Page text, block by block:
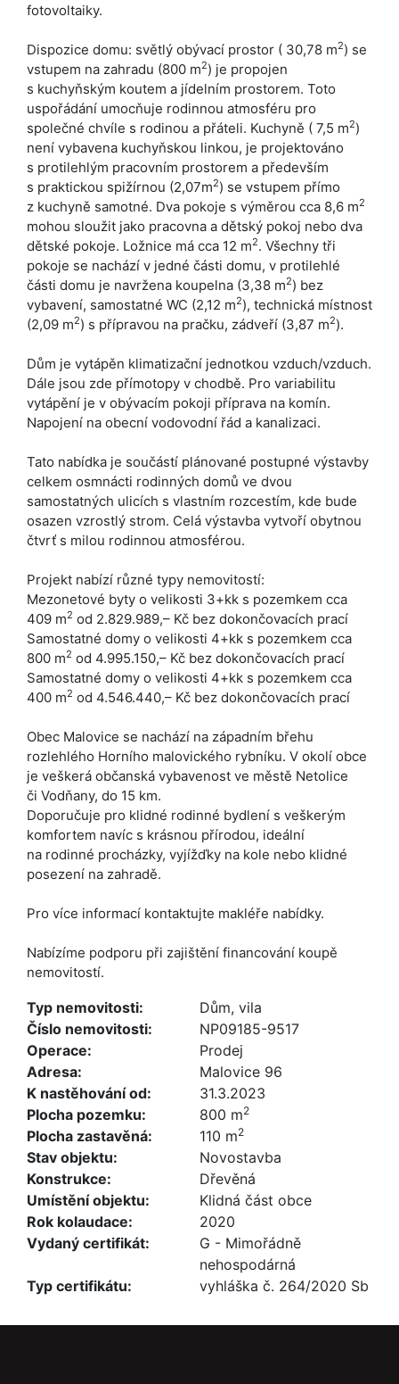
fotovoltaiky.
Dispozice domu: světlý obývací prostor ( 30,78 m2) se
vstupem na zahradu (800 m2) je propojen
s kuchyňským koutem a jídelním prostorem. Toto
uspořádání umocňuje rodinnou atmosféru pro
společné chvíle s rodinou a přáteli. Kuchyně ( 7,5 m2)
není vybavena kuchyňskou linkou, je projektováno
s protilehlým pracovním prostorem a především
s praktickou spižírnou (2,07m2) se vstupem přímo
z kuchyně samotné. Dva pokoje s výměrou cca 8,6 m2
mohou sloužit jako pracovna a dětský pokoj nebo dva
dětské pokoje. Ložnice má cca 12 m2. Všechny tři
pokoje se nachází v jedné části domu, v protilehlé
části domu je navržena koupelna (3,38 m2) bez
vybavení, samostatné WC (2,12 m2), technická místnost
(2,09 m2) s přípravou na pračku, zádveří (3,87 m2).
Dům je vytápěn klimatizační jednotkou vzduch/vzduch.
Dále jsou zde přímotopy v chodbě. Pro variabilitu
vytápění je v obývacím pokoji příprava na komín.
Napojení na obecní vodovodní řád a kanalizaci.
Tato nabídka je součástí plánované postupné výstavby
celkem osmnácti rodinných domů ve dvou
samostatných ulicích s vlastním rozcestím, kde bude
osazen vzrostlý strom. Celá výstavba vytvoří obytnou
čtvrť s milou rodinnou atmosférou.
Projekt nabízí různé typy nemovitostí:
Mezonetové byty o velikosti 3+kk s pozemkem cca
409 m2 od 2.829.989,– Kč bez dokončovacích prací
Samostatné domy o velikosti 4+kk s pozemkem cca
800 m2 od 4.995.150,– Kč bez dokončovacích prací
Samostatné domy o velikosti 4+kk s pozemkem cca
400 m2 od 4.546.440,– Kč bez dokončovacích prací
Obec Malovice se nachází na západním břehu
rozlehlého Horního malovického rybníku. V okolí obce
je veškerá občanská vybavenost ve městě Netolice
či Vodňany, do 15 km.
Doporučuje pro klidné rodinné bydlení s veškerým
komfortem navíc s krásnou přírodou, ideální
na rodinné procházky, vyjížďky na kole nebo klidné
posezení na zahradě.
Pro více informací kontaktujte makléře nabídky.
Nabízíme podporu při zajištění financování koupě
nemovitostí.
Typ nemovitosti:
Dům, vila
Číslo nemovitosti:
NP09185-9517
Operace:
Prodej
Adresa:
Malovice 96
K nastěhování od:
31.3.2023
Plocha pozemku:
800 m2
Plocha zastavěná: 110 m2
Stav objektu:
Novostavba
Konstrukce:
Dřevěná
Umístění objektu:
Klidná část obce
Rok kolaudace:
2020
Vydaný certifikát:
G - Mimořádně
nehospodárná
Typ certifikátu:
vyhláška č. 264/2020 Sb